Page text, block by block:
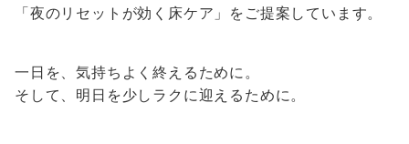
「夜のリセットが効く床ケア」をご提案しています。
一日を、気持ちよく終えるために。
そして、明日を少しラクに迎えるために。